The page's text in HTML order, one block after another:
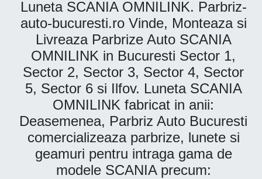
Luneta SCANIA OMNILINK. Parbriz-
auto-bucuresti.ro Vinde, Monteaza si
Livreaza Parbrize Auto SCANIA
OMNILINK in Bucuresti Sector 1,
Sector 2, Sector 3, Sector 4, Sector
5, Sector 6 si Ilfov. Luneta SCANIA
OMNILINK fabricat in anii:
Deasemenea, Parbriz Auto Bucuresti
comercializeaza parbrize, lunete si
geamuri pentru intraga gama de
modele SCANIA precum: